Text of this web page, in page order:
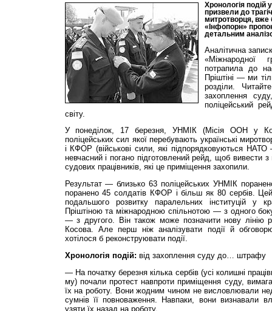
Хронологія подій
призвели до
митротворця, вже
«Інфопорн»
детальним
Аналітична
«Міжнародної
потрапила до
Пріштіні — ми
розділи.
захоплення
поліцейський
світу.
У понеділок, 17 березня, УНМІК (Місія ООН у
поліцейських сил якої перебувають українські
і КФОР (військові сили, які підпорядковуються
невчасний і погано підготовлений рейд, щоб вивести
судових працівників, які це приміщення захопили.
Результат — близько 63 поліцейських УНМІК
поранено 45 солдатів КФОР і більш як 80 сербів.
подальшого розвитку паралельних інституцій у
Пріштіною та міжнародною спільнотою — з одного
— з другого. Він також може позначити нову лінію
Косова. Але перш ніж аналізувати події й
хотілося б реконструювати події.
Хронологія подій: від захоплення суду до… штрафу
— На початку березня кілька сербів (усі колишні
му) почали протест навпроти приміщення суду,
їх на роботу. Вони жодним чином не висловлювали
сумнів її повноваження. Навпаки, вони визнавали
узяти їх назад на роботу.